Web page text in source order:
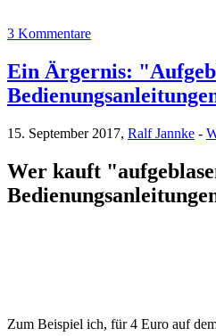
3 Kommentare
Ein Ärgernis:
15. September 2017, Ralf Jannke -
Wer kauft
Zum Beispiel ich, für 4 Euro auf